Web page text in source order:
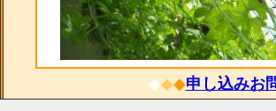
◆◆◆申し込みお